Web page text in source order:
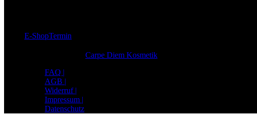
E-ShopTermin
Carpe Diem Kosmetik
FAQ |
AGB |
Widerruf |
Impressum |
Datenschutz